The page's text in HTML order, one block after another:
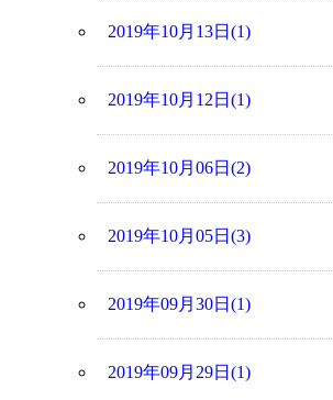
2019年10月13日(1)
2019年10月12日(1)
2019年10月06日(2)
2019年10月05日(3)
2019年09月30日(1)
2019年09月29日(1)